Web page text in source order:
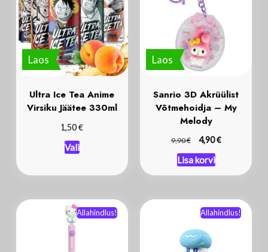
Laos
Ultra Ice Tea Anime
Virsiku Jäätee 330ml
1,50€
Vali
Laos
Sanrio 3D Akrüülist
Võtmehoidja – My
Melody
9,90€ 4,90€
Lisa korvi
Allahindlus! Allahindlus!